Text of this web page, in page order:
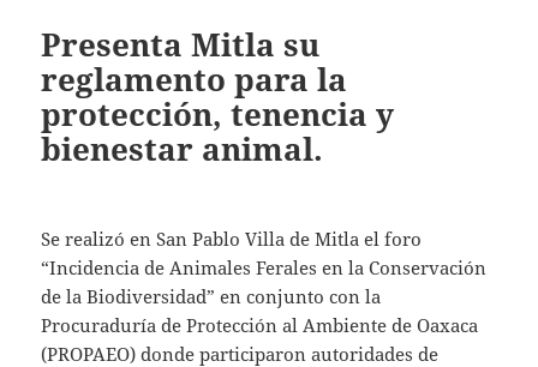
Presenta Mitla su
reglamento para la
protección, tenencia y
bienestar animal.
Se realizó en San Pablo Villa de Mitla el foro
“Incidencia de Animales Ferales en la Conservación
de la Biodiversidad” en conjunto con la
Procuraduría de Protección al Ambiente de Oaxaca
(PROPAEO) donde participaron autoridades de